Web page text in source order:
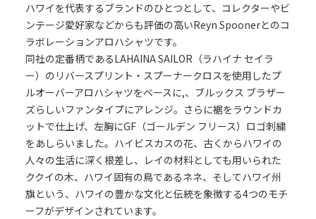
ハワイを代表するブランドのひとつとして、コレクターやビ
ンテージ愛好家などからも評価の高いReyn Spoonerとのコ
ラボレーションアロハシャツです。
同社の定番柄であるLAHAINA SAILOR（ラハイナ セイラ
ー）のリバースプリント・スプーナークロスを使用したプ
ルオーバーアロハシャツをベースに,、ブルックス ブラザー
ズらしいファンタイプにアレンジ。さらに裾をラウンドカ
ットで仕上げ、左胸にGF（ゴールデン フリース）ロゴ刺繍
をあしらいました。ハイビスカスの花、古くからハワイの
人々の生活に深く根差し、レイの材料としても用いられた
ククイの木、ハワイ固有の鳥であるネネ、そしてハワイ州
旗という、ハワイの豊かな文化と伝統を象徴する4つのモチ
ーフがデザインされています。